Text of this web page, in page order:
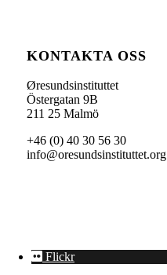
KONTAKTA OSS
Øresundsinstituttet
Östergatan 9B
211 25 Malmö
+46 (0) 40 30 56 30
info@oresundsinstituttet.org
Flickr